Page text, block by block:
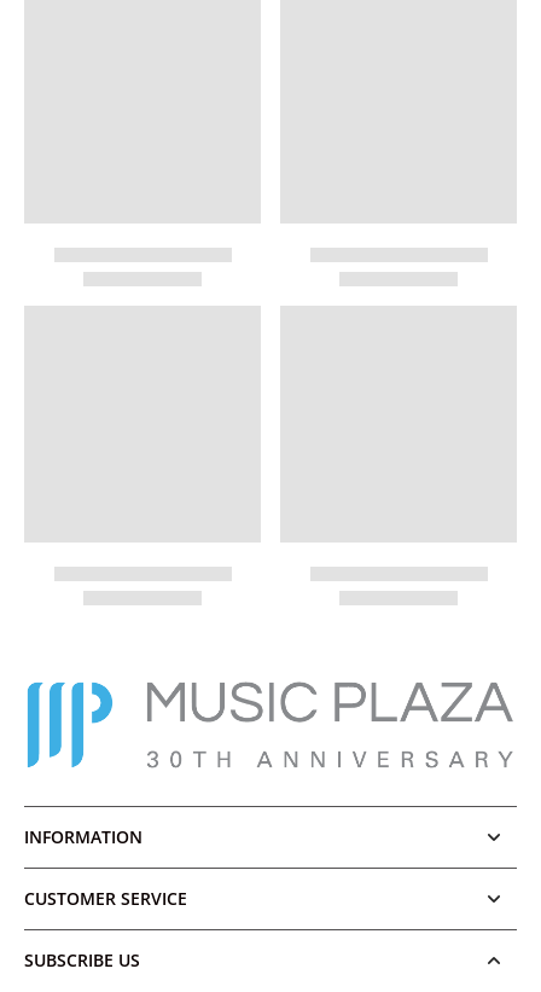
INFORMATION
CUSTOMER SERVICE
SUBSCRIBE US